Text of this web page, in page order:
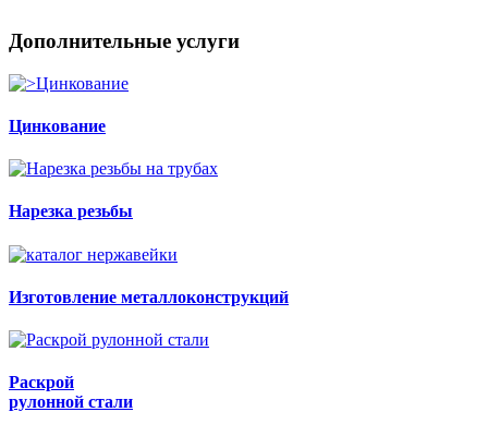
Дополнительные услуги
Цинкование
Нарезка резьбы
Изготовление металлоконструкций
Раскрой
рулонной стали